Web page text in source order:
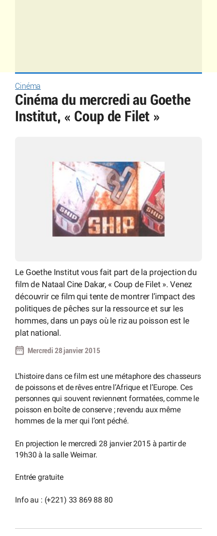
Cinéma
Cinéma du mercredi au Goethe
Institut, « Coup de Filet »
Le Goethe Institut vous fait part de la projection du
film de Nataal Cine Dakar, « Coup de Filet ». Venez
découvrir ce film qui tente de montrer l’impact des
politiques de pêches sur la ressource et sur les
hommes, dans un pays où le riz au poisson est le
plat national.
Mercredi 28 janvier 2015
L’histoire dans ce film est une métaphore des chasseurs
de poissons et de rêves entre l’Afrique et l’Europe. Ces
personnes qui souvent reviennent formatées, comme le
poisson en boîte de conserve ; revendu aux même
hommes de la mer qui l’ont péché.
En projection le mercredi 28 janvier 2015 à partir de
19h30 à la salle Weimar.
Entrée gratuite
Info au : (+221) 33 869 88 80